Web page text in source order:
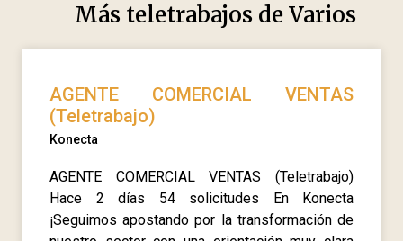
Más teletrabajos deVarios
AGENTE COMERCIAL VENTAS
(Teletrabajo)
Konecta
AGENTE COMERCIAL VENTAS (Teletrabajo)
Hace 2 días 54 solicitudes En Konecta
¡Seguimos apostando por la transformación de